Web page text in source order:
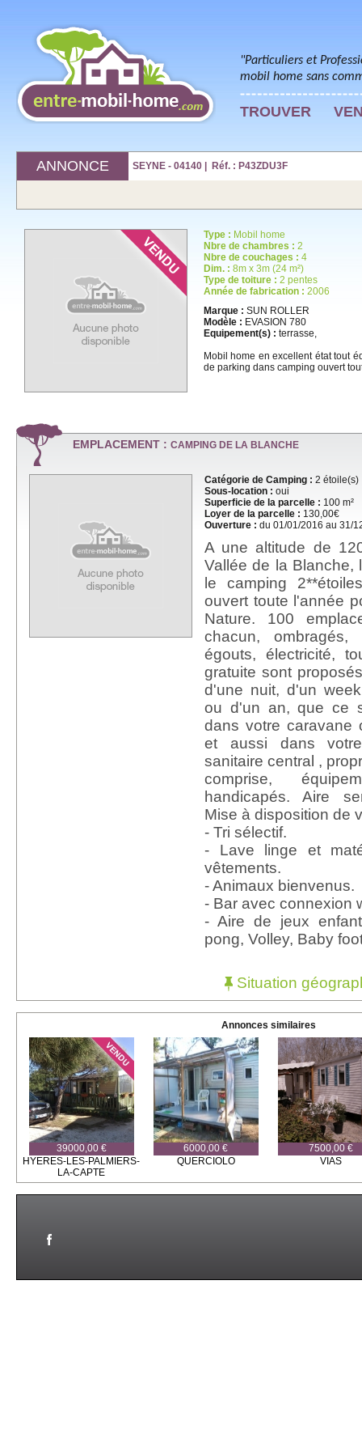
"Particuliers et
mobil home sans
TROUVER
ANNONCE SEYNE - 04140 | Réf. : P43ZDU3F
Type : Mobil home
Nbre de chambres : 2
Nbre de couchages : 4
Dim. : 8m x 3m (24 m²)
Type de toiture : 2 pentes
Année de fabrication : 2006
Marque : SUN ROLLER
Modèle : EVASION 780
Equipement(s) : terrasse,
Mobil home en excellent état tout
de parking dans camping ouvert
EMPLACEMENT : CAMPING DE LA BLANCHE
Catégorie de Camping : 2 étoile(s)
Sous-location : oui
Superficie de la parcelle : 100 m²
Loyer de la parcelle : 130,00€
Ouverture : du 01/01/2016 au 31/
A une altitude de
Vallée de la Blanche,
le camping
ouvert toute l'année
Nature. 100
chacun,
égouts, électricité,
gratuite sont
d'une nuit, d'un
ou d'un an, que ce
dans votre caravane
et aussi dans
sanitaire central ,
comprise,
handicapés. Aire
Mise à disposition de
- Tri sélectif.
- Lave linge et
vêtements.
- Animaux bienvenus.
- Bar avec connexion
- Aire de jeux
pong, Volley, Baby
Situation
Annonces similaires
39000,00 €
HYERES-LES-PALMIERS-
LA-CAPTE
6000,00 €
QUERCIOLO
7500,00 €
VIAS